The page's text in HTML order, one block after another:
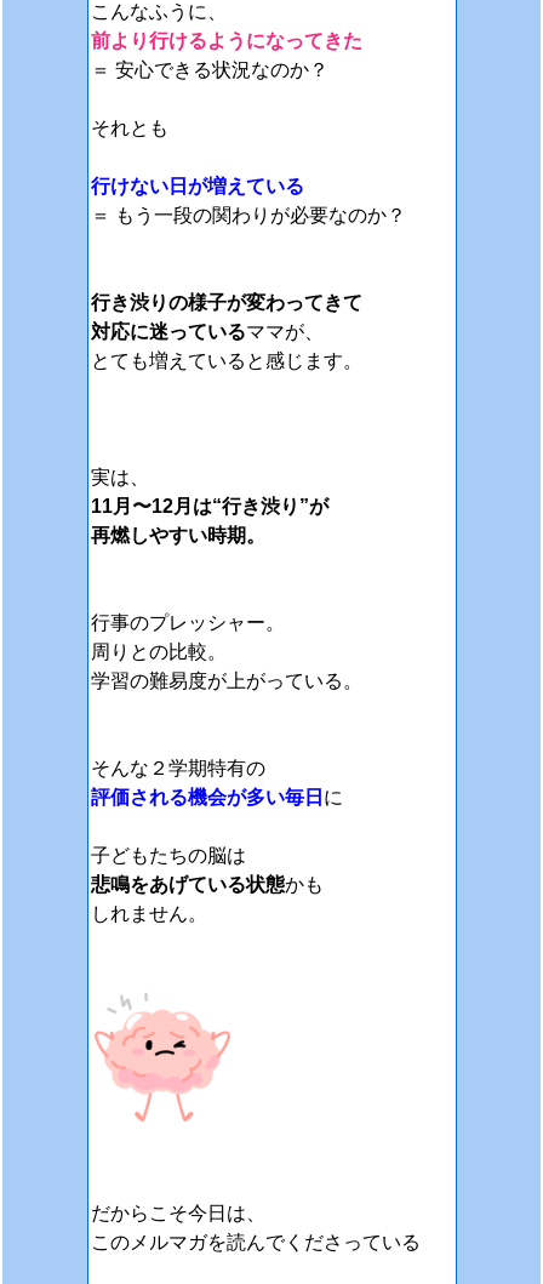
こんなふうに、
前より行けるようになってきた
＝ 安心できる状況なのか？
それとも
行けない日が増えている
＝ もう一段の関わりが必要なのか？
行き渋りの様子が変わってきて
対応に迷っているママが、
とても増えていると感じます。
実は、
11月〜12月は“行き渋り”が
再燃しやすい時期。
行事のプレッシャー。
周りとの比較。
学習の難易度が上がっている。
そんな２学期特有の
評価される機会が多い毎日 に
子どもたちの脳は
悲鳴をあげている状態かも
しれません。
だからこそ今日は、
このメルマガを読んでくださっている